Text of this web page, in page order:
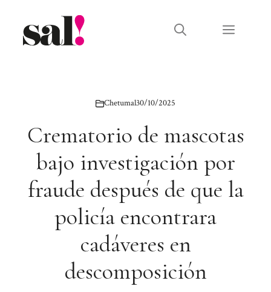
contenido
Menú
Chetumal30/10/2025
Crematorio de mascotas
bajo investigación por
fraude después de que la
policía encontrara
cadáveres en
descomposición